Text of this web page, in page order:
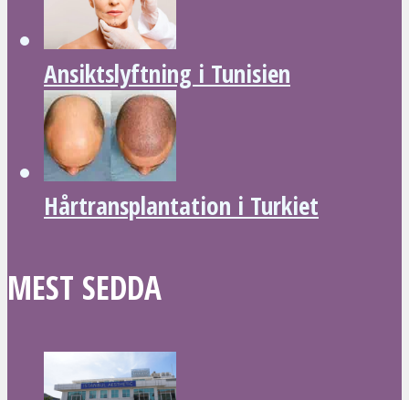
Ansiktslyftning i Tunisien
Hårtransplantation i Turkiet
MEST SEDDA